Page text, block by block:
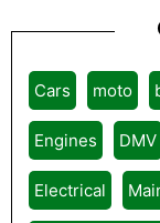
Cars moto
Engines DMV
Electrical